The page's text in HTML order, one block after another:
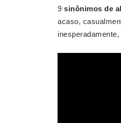
9 sinônimos de
acaso,